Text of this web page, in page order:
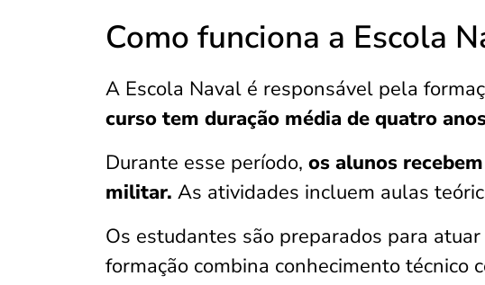
Como funciona a Escola
A Escola Naval é responsável pela
curso tem duração média de quatro
Durante esse período, os alunos
militar. As atividades incluem aulas
Os estudantes são preparados para
formação combina conhecimento técnico